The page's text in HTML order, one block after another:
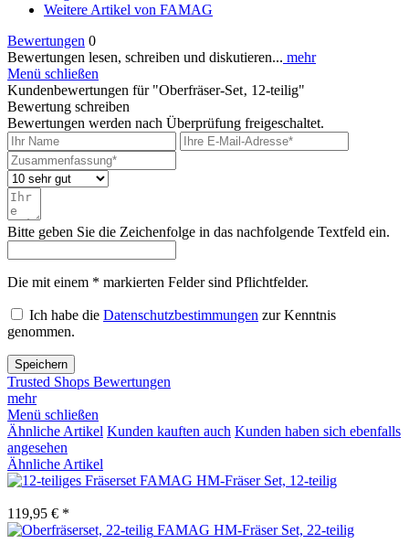
Weitere Artikel von FAMAG
Bewertungen 0
Bewertungen lesen, schreiben und diskutieren... mehr
Menü schließen
Kundenbewertungen für "Oberfräser-Set‚ 12-teilig"
Bewertung schreiben
Bewertungen werden nach Überprüfung freigeschaltet.
Bitte geben Sie die Zeichenfolge in das nachfolgende Textfeld ein.
Die mit einem * markierten Felder sind Pflichtfelder.
Ich habe die Datenschutzbestimmungen zur Kenntnis
genommen.
Speichern
Trusted Shops Bewertungen
mehr
Menü schließen
Ähnliche Artikel Kunden kauften auch Kunden haben sich ebenfalls
angesehen
Ähnliche Artikel
FAMAG HM-Fräser Set, 12-teilig
119,95 € *
FAMAG HM-Fräser Set, 22-teilig